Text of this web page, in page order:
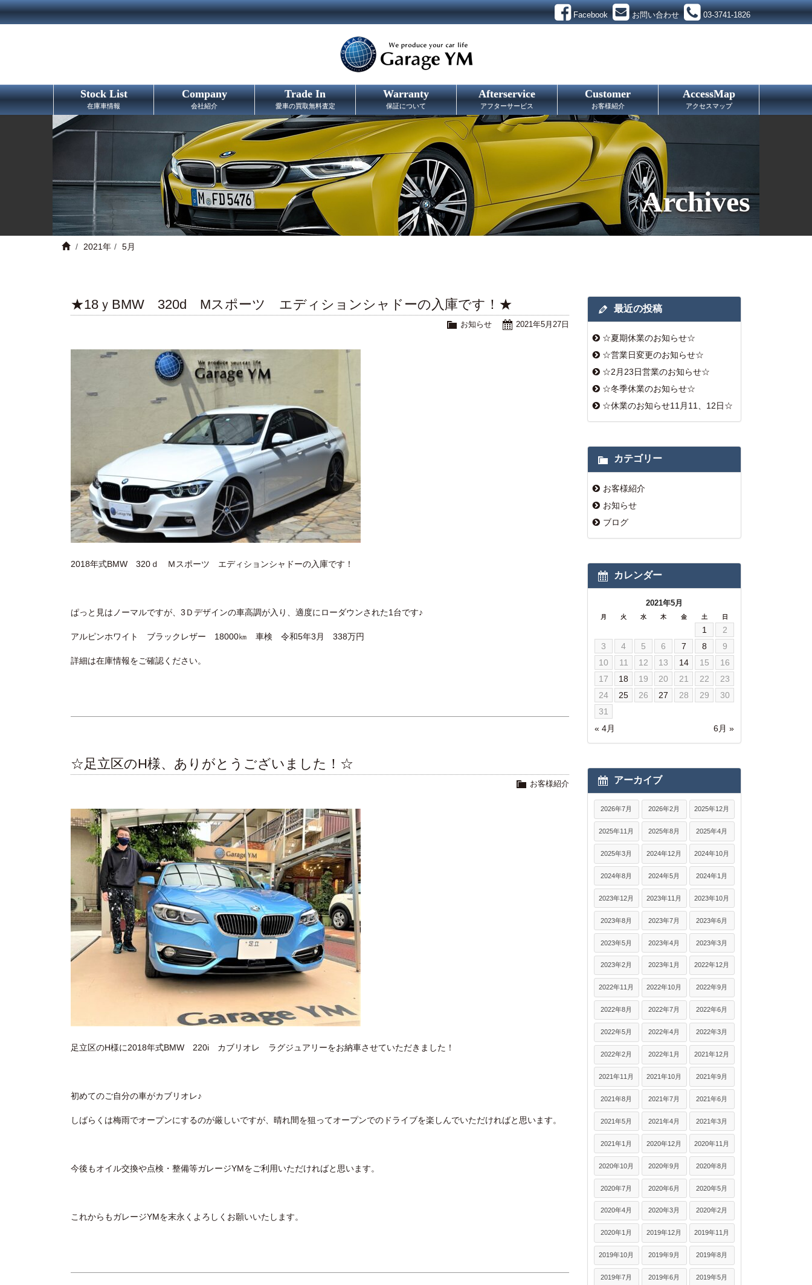
Facebook お問い合わせ 03-3741-1826
Stock List
在庫車情報
Company
会社紹介
Trade In
愛車の買取無料査定
Warranty
保証について
Afterservice
アフターサービス
Customer
お客様紹介
AccessMap
アクセスマップ
Archives
2021年 5月
★18ｙBMW 320d Mスポーツ エディションシャドーの入庫です！★
2021年5月27日
お知らせ
2018年式BMW 320ｄ Ｍスポーツ エディションシャドーの入庫です！
ぱっと見はノーマルですが、3Ｄデザインの車高調が入り、適度にローダウンされた1台です♪
アルピンホワイト ブラックレザー 18000㎞ 車検 令和5年3月 338万円
詳細は在庫情報をご確認ください。
☆足立区のH様、ありがとうございました！☆
お客様紹介
足立区のH様に2018年式BMW 220i カブリオレ ラグジュアリーをお納車させていただきました！
初めてのご自分の車がカブリオレ♪
しばらくは梅雨でオープンにするのが厳しいですが、晴れ間を狙ってオープンでのドライブを楽しんでいただければと思います。
今後もオイル交換や点検・整備等ガレージYMをご利用いただければと思います。
これからもガレージYMを末永くよろしくお願いいたします。
最近の投稿
☆夏期休業のお知らせ☆
☆営業日変更のお知らせ☆
☆2月23日営業のお知らせ☆
☆冬季休業のお知らせ☆
☆休業のお知らせ11月11、12日☆
カテゴリー
お客様紹介
お知らせ
ブログ
カレンダー
2021年5月
月 火 水 木 金 土 日
« 4月 6月 »
1
2
3
4 5 6 7 8
9
10
11 12 13 14 15
16
17
18 19 20 21 22
23
24
25 26 27 28 29
30
31
アーカイブ
2026年7月 2026年2月 2025年12月
2025年11月 2025年8月 2025年4月
2025年3月 2024年12月 2024年10月
2024年8月 2024年5月 2024年1月
2023年12月 2023年11月 2023年10月
2023年8月 2023年7月 2023年6月
2023年5月 2023年4月 2023年3月
2023年2月 2023年1月 2022年12月
2022年11月 2022年10月 2022年9月
2022年8月 2022年7月 2022年6月
2022年5月 2022年4月 2022年3月
2022年2月 2022年1月 2021年12月
2021年11月 2021年10月 2021年9月
2021年8月 2021年7月 2021年6月
2021年5月 2021年4月 2021年3月
2021年1月 2020年12月 2020年11月
2020年10月 2020年9月 2020年8月
2020年7月 2020年6月 2020年5月
2020年4月 2020年3月 2020年2月
2020年1月 2019年12月 2019年11月
2019年10月 2019年9月 2019年8月
2019年7月 2019年6月 2019年5月